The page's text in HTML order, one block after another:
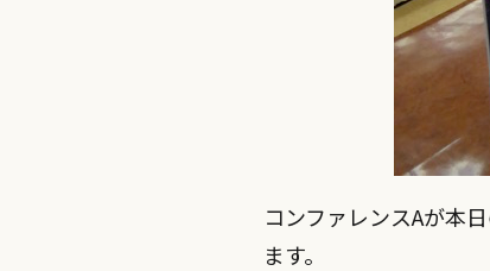
コンファレンスAが本
ます。